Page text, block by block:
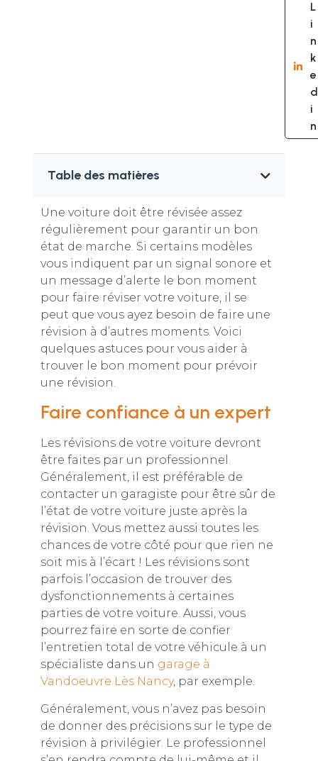
L
i
n
k
e
d
i
n
Table des matières
Une voiture doit être révisée assez
régulièrement pour garantir un bon
état de marche. Si certains modèles
vous indiquent par un signal sonore et
un message d’alerte le bon moment
pour faire réviser votre voiture, il se
peut que vous ayez besoin de faire une
révision à d’autres moments. Voici
quelques astuces pour vous aider à
trouver le bon moment pour prévoir
une révision.
Faire confiance à un expert
Les révisions de votre voiture devront
être faites par un professionnel.
Généralement, il est préférable de
contacter un garagiste pour être sûr de
l’état de votre voiture juste après la
révision. Vous mettez aussi toutes les
chances de votre côté pour que rien ne
soit mis à l’écart ! Les révisions sont
parfois l’occasion de trouver des
dysfonctionnements à certaines
parties de votre voiture. Aussi, vous
pourrez faire en sorte de confier
l’entretien total de votre véhicule à un
spécialiste dans un garage à
Vandoeuvre Lès Nancy, par exemple.
Généralement, vous n’avez pas besoin
de donner des précisions sur le type de
révision à privilégier. Le professionnel